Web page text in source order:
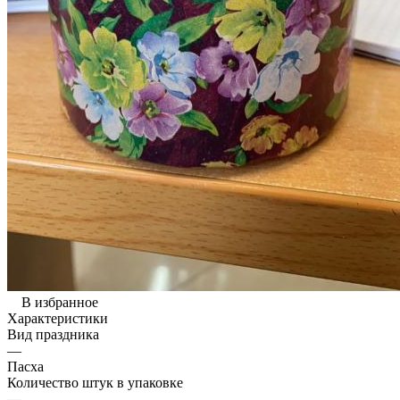
В избранное
Характеристики
Вид праздника
—
Пасха
Количество штук в упаковке